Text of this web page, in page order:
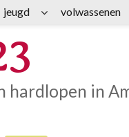
hardlopen in
jeugd volwassenen